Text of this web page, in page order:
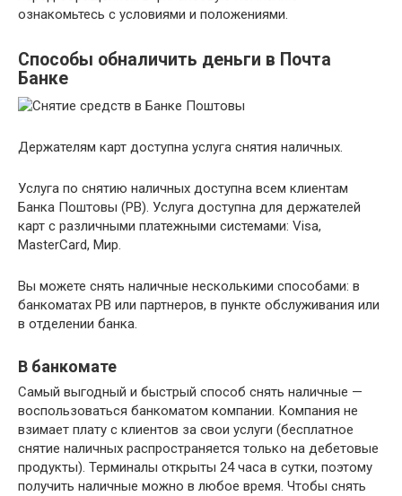
ознакомьтесь с условиями и положениями.
Способы обналичить деньги в Почта
Банке
Держателям карт доступна услуга снятия наличных.
Услуга по снятию наличных доступна всем клиентам
Банка Поштовы (PB). Услуга доступна для держателей
карт с различными платежными системами: Visa,
MasterCard, Мир.
Вы можете снять наличные несколькими способами: в
банкоматах PB или партнеров, в пункте обслуживания или
в отделении банка.
В банкомате
Самый выгодный и быстрый способ снять наличные —
воспользоваться банкоматом компании. Компания не
взимает плату с клиентов за свои услуги (бесплатное
снятие наличных распространяется только на дебетовые
продукты). Терминалы открыты 24 часа в сутки, поэтому
получить наличные можно в любое время. Чтобы снять